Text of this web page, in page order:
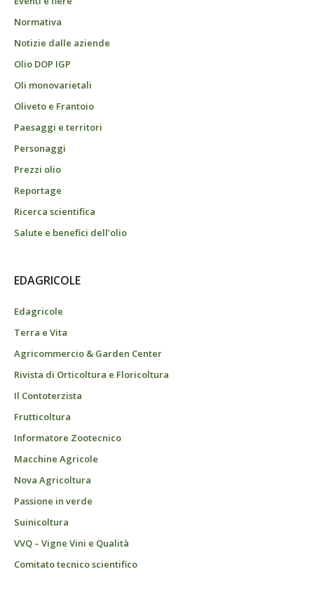
Normativa
Notizie dalle aziende
Olio DOP IGP
Oli monovarietali
Oliveto e Frantoio
Paesaggi e territori
Personaggi
Prezzi olio
Reportage
Ricerca scientifica
Salute e benefici dell’olio
EDAGRICOLE
Edagricole
Terra e Vita
Agricommercio & Garden Center
Rivista di Orticoltura e Floricoltura
Il Contoterzista
Frutticoltura
Informatore Zootecnico
Macchine Agricole
Nova Agricoltura
Passione in verde
Suinicoltura
VVQ – Vigne Vini e Qualità
Comitato tecnico scientifico